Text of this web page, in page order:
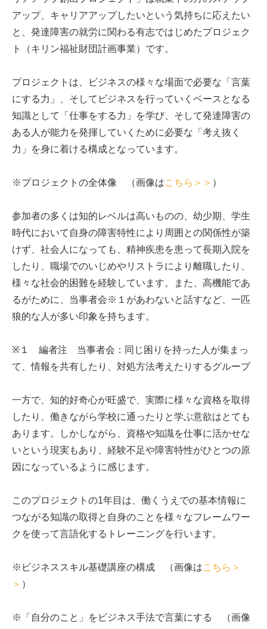
アップ、キャリアアップしたいという気持ちに応えたい
と、発達障害の就労に関わる有志ではじめたプロジェク
ト（キリン福祉財団計画事業）です。
プロジェクトは、ビジネスの様々な場面で必要な「言葉
にする力」、そしてビジネスを行っていくベースとなる
知識として「仕事をする力」を学び、そして発達障害の
ある人が能力を発揮していくために必要な「考え抜く
力」を身に着ける構成となっています。
※プロジェクトの全体像 （画像はこちら＞＞ ）
参加者の多くは知的レベルは高いものの、幼少期、学生
時代において自身の障害特性により周囲との関係性が築
けず、社会人になっても、精神疾患を患って長期入院を
したり、職場でのいじめやリストラにより離職したり、
様々な社会的困難を経験しています。また、高機能であ
るがために、当事者会※１があわないと話すなど、一匹
狼的な人が多い印象を持ちます。
※１ 編者注 当事者会：同じ困りを持った人が集まっ
て、情報を共有したり、対処方法考えたりするグループ
一方で、知的好奇心が旺盛で、実際に様々な資格を取得
したり、働きながら学校に通ったりと学ぶ意欲はとても
あります。しかしながら、資格や知識を仕事に活かせな
いという現実もあり、経験不足や障害特性がひとつの原
因になっているように感じます。
このプロジェクトの1年目は、働くうえでの基本情報に
つながる知識の取得と自身のことを様々なフレームワー
クを使って言語化するトレーニングを行います。
※ビジネススキル基礎講座の構成 （画像はこちら＞
＞ ）
※「自分のこと」をビジネス手法で言葉にする （画像